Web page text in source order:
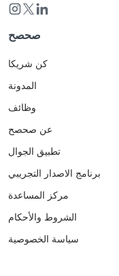
صحصح
كن شريكا
المدونة
وظائف
عن صحصح
تطبيق الجوال
برنامج الاصدار التجريبي
مركز المساعدة
الشروط والأحكام
سياسة الخصوصية